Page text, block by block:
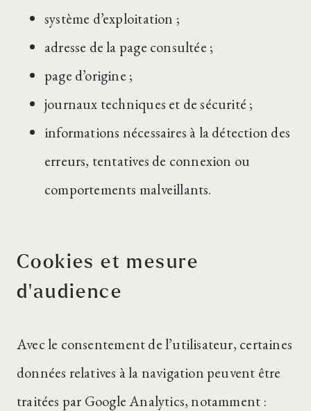
système d’exploitation ;
adresse de la page consultée ;
page d’origine ;
journaux techniques et de sécurité ;
informations nécessaires à la détection des
erreurs, tentatives de connexion ou
comportements malveillants.
Cookies et mesure
d’audience
Avec le consentement de l’utilisateur, certaines
données relatives à la navigation peuvent être
traitées par Google Analytics, notamment :